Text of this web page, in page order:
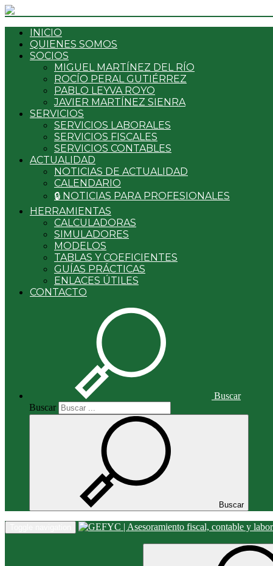
INICIO
QUIENES SOMOS
SOCIOS
MIGUEL MARTÍNEZ DEL RÍO
ROCÍO PERAL GUTIÉRREZ
PABLO LEYVA ROYO
JAVIER MARTÍNEZ SIENRA
SERVICIOS
SERVICIOS LABORALES
SERVICIOS FISCALES
SERVICIOS CONTABLES
ACTUALIDAD
NOTICIAS DE ACTUALIDAD
CALENDARIO
🔒 NOTICIAS PARA PROFESIONALES
HERRAMIENTAS
CALCULADORAS
SIMULADORES
MODELOS
TABLAS Y COEFICIENTES
GUÍAS PRÁCTICAS
ENLACES ÚTILES
CONTACTO
Buscar
Buscar
Buscar